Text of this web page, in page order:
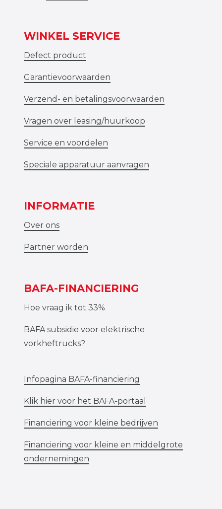
WINKEL SERVICE
Defect product
Garantievoorwaarden
Verzend- en betalingsvoorwaarden
Vragen over leasing/huurkoop
Service en voordelen
Speciale apparatuur aanvragen
INFORMATIE
Over ons
Partner worden
BAFA-FINANCIERING
Hoe vraag ik tot 33%
BAFA subsidie voor elektrische
vorkheftrucks?
Infopagina BAFA-financiering
Klik hier voor het BAFA-portaal
Financiering voor kleine bedrijven
Financiering voor kleine en middelgrote
ondernemingen